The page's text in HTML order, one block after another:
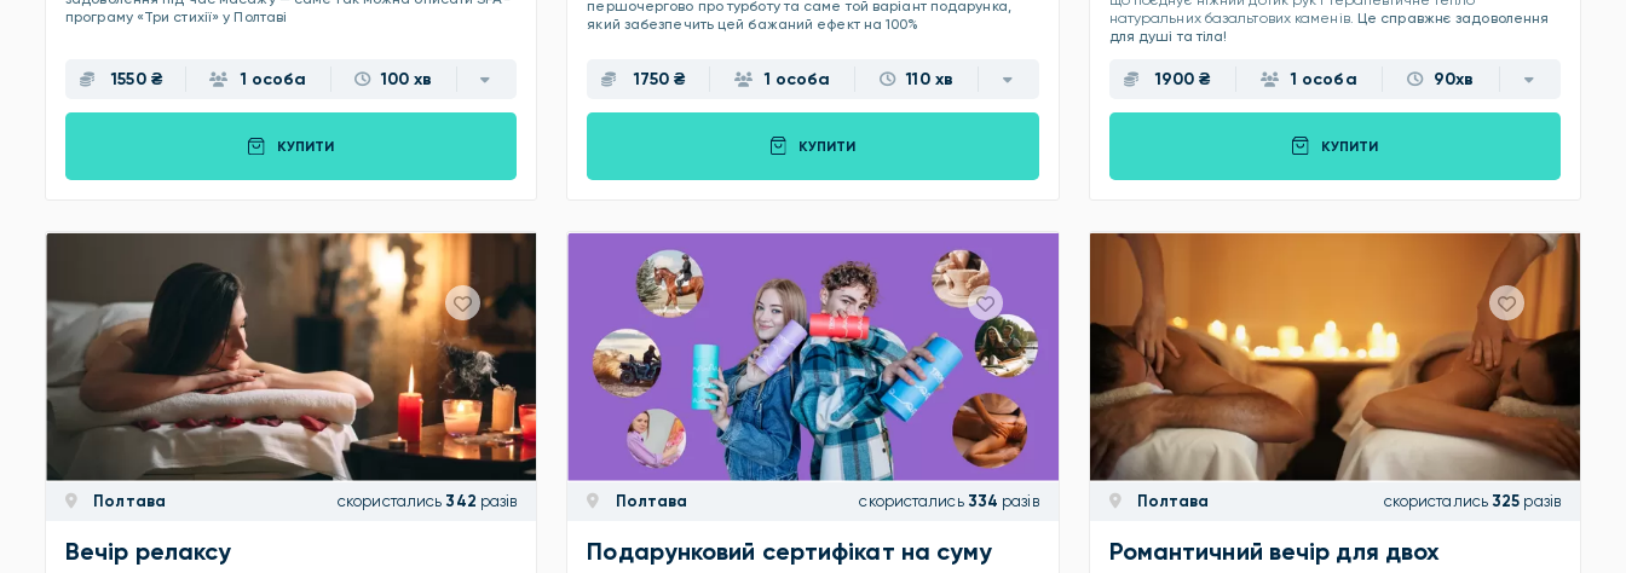
програму «Три стихії» у Полтаві
1550 ₴ 1 особа 100 хв
КУПИТИ
першочергово про турботу та саме той варіант подарунка,
який забезпечить цей бажаний ефект на 100%
1750 ₴ 1 особа 110 хв
КУПИТИ
натуральних базальтових каменів. Це справжнє задоволення
для душі та тіла!
1900 ₴ 1 особа 90хв
КУПИТИ
Полтава скористались 342 разів
Вечір релаксу
Полтава скористались 334 разів
Подарунковий сертифікат на суму
Полтава скористались 325 разів
Романтичний вечір для двох